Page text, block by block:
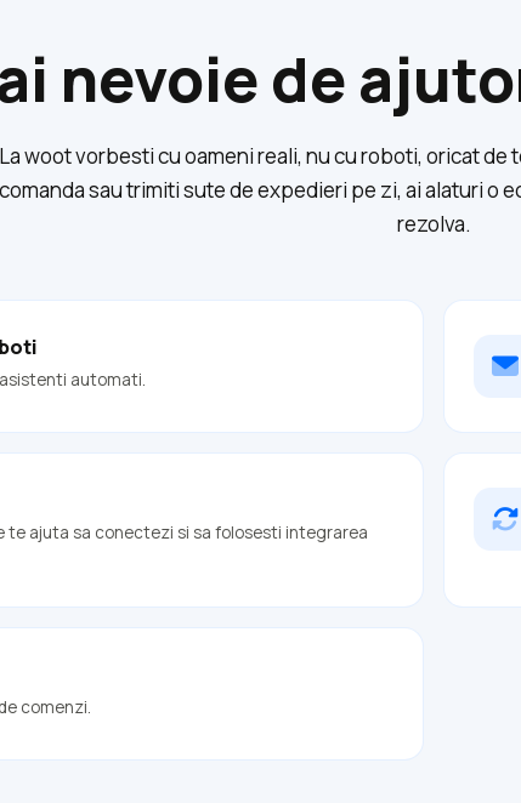
nevoie de
La woot vorbesti cu oameni reali, nu cu roboti, oricat de
comanda sau trimiti sute de expedieri pe zi, ai alaturi o
rezolva.
automati.
te ajuta sa conectezi si sa folosesti integrarea
comenzi.